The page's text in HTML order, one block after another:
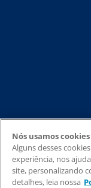
Nós usamos
Alguns desses
experiência, nos
site, personalizando
detalhes, leia nossa